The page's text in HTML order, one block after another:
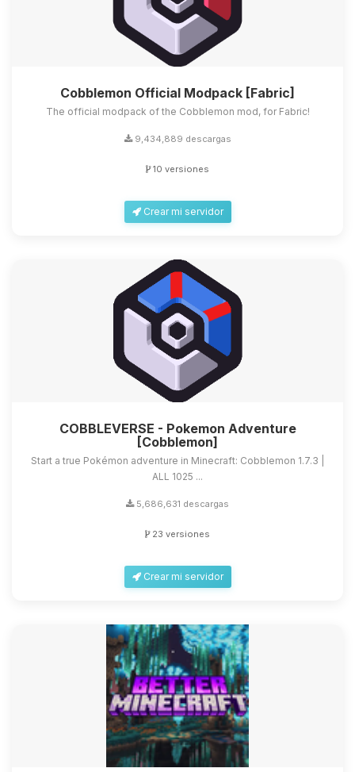
Cobblemon Official Modpack [Fabric]
The official modpack of the Cobblemon mod, for Fabric!
9,434,889 descargas
10 versiones
Crear mi servidor
COBBLEVERSE - Pokemon Adventure
[Cobblemon]
Start a true Pokémon adventure in Minecraft: Cobblemon 1.7.3 |
ALL 1025 ...
5,686,631 descargas
23 versiones
Crear mi servidor